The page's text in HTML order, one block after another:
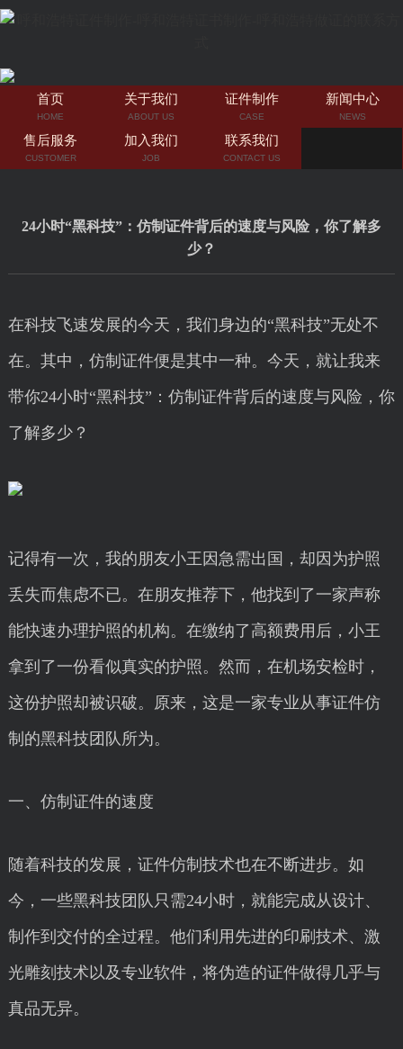
首页
HOME
关于我们
ABOUT US
证件制作
CASE
新闻中心
NEWS
售后服务
CUSTOMER
加入我们
JOB
联系我们
CONTACT US
24小时“黑科技”：仿制证件背后的速度与风险，你了解多
少？
在科技飞速发展的今天，我们身边的“黑科技”无处不
在。其中，仿制证件便是其中一种。今天，就让我来
带你24小时“黑科技”：仿制证件背后的速度与风险，你
了解多少？
记得有一次，我的朋友小王因急需出国，却因为护照
丢失而焦虑不已。在朋友推荐下，他找到了一家声称
能快速办理护照的机构。在缴纳了高额费用后，小王
拿到了一份看似真实的护照。然而，在机场安检时，
这份护照却被识破。原来，这是一家专业从事证件仿
制的黑科技团队所为。
一、仿制证件的速度
随着科技的发展，证件仿制技术也在不断进步。如
今，一些黑科技团队只需24小时，就能完成从设计、
制作到交付的全过程。他们利用先进的印刷技术、激
光雕刻技术以及专业软件，将伪造的证件做得几乎与
真品无异。